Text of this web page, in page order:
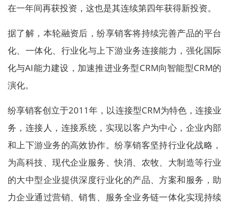
在一年间再获投资，这也是其连续第四年获得新投资。
据了解，本轮融资后，纷享销客将持续完善产品的平台
化、一体化、行业化与上下游业务连接能力，强化国际
化与AI能力建设，加速推进业务型CRM向智能型CRM的
演化。
纷享销客创立于2011年，以连接型CRM为特色，连接业
务，连接人，连接系统，实现以客户为中心，企业内部
和上下游业务的高效协作。纷享销客坚持行业化战略，
为高科技、现代企业服务、快消、农牧、大制造等行业
的大中型企业提供深度行业化的产品、方案和服务，助
力企业通过营销、销售、服务全业务链一体化实现持续